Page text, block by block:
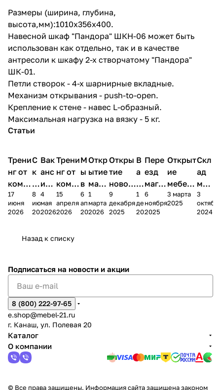
Размеры (ширина, глубина,
высота,мм):1010x356x400.
Навесной шкаф "Пандора" ШКН-06 может быть
использован как отдельно, так и в качестве
антресоли к шкафу 2-х створчатому "Пандора"
ШК-01.
Петли створок - 4-х шарнирные вкладные.
Механизм открывания - push-to-open.
Крепление к стене - навес L-образный.
Максимальная нагрузка на вязку - 5 кг.
Статьи
Трени
нг от
комп
ании
Мело
17
июня
2026
С
к
и
д
к
2
8
июня
2026
Вак
анс
ия в
Чеб
окс
4
мая
2026
Трени
нг от
комп
ании
Мело
15
апреля
2026
М
ы
в
М
А
6
апреля
2026
Откр
ытие
мага
зина
в
1
марта
2026
Откры
тие
новог
о
магаз
9
декабря
2025
В
а
к
а
н
1
декабря
2025
Пере
езд
магаз
ина в
г.
6
ноября
2025
Открыт
ие
мебель
ного
салона
3 марта
2025
Скл
ад
меб
ели
пер
3
2024
Назад к списку
Подписаться на новости и акции
8 (800) 222-97-65
e.shop@mebel-21.ru
г. Канаш, ул. Полевая 20
Каталог
О компании
© Все права защищены. Информация сайта защищена законом